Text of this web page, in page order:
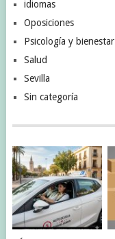
idiomas
Oposiciones
Psicología y bienestar
Salud
Sevilla
Sin categoría